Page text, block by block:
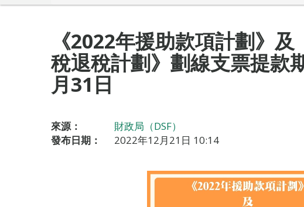
《2022年援助款項計劃》
稅退稅計劃》劃線支票提款
月31日
來源：
財政局（DSF）
發布日期：
2022年12月21日 10:14